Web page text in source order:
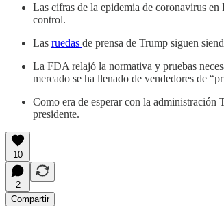
Las cifras de la epidemia de coronavirus
control.
Las ruedas de prensa de Trump siguen
La FDA relajó la normativa y pruebas
mercado se ha llenado de vendedores de
Como era de esperar con la administración
presidente.
10
2
Compartir